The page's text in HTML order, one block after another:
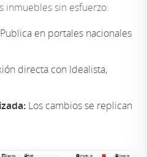
inmuebles sin esfuerzo:
Publica en portales nacionales
directa con Idealista,
Los cambios se replican